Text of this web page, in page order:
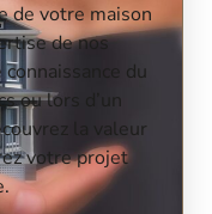
de votre maison
de nos
du
ou lors d’un
la valeur
votre projet